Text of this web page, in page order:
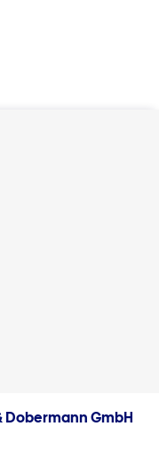
GmbH